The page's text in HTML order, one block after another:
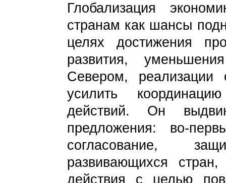
Глобализация
странам как шансы
целях достижения
развития,
Севером,
усилить
действий. Он
предложения: во-
согласование,
развивающихся
действия с целью